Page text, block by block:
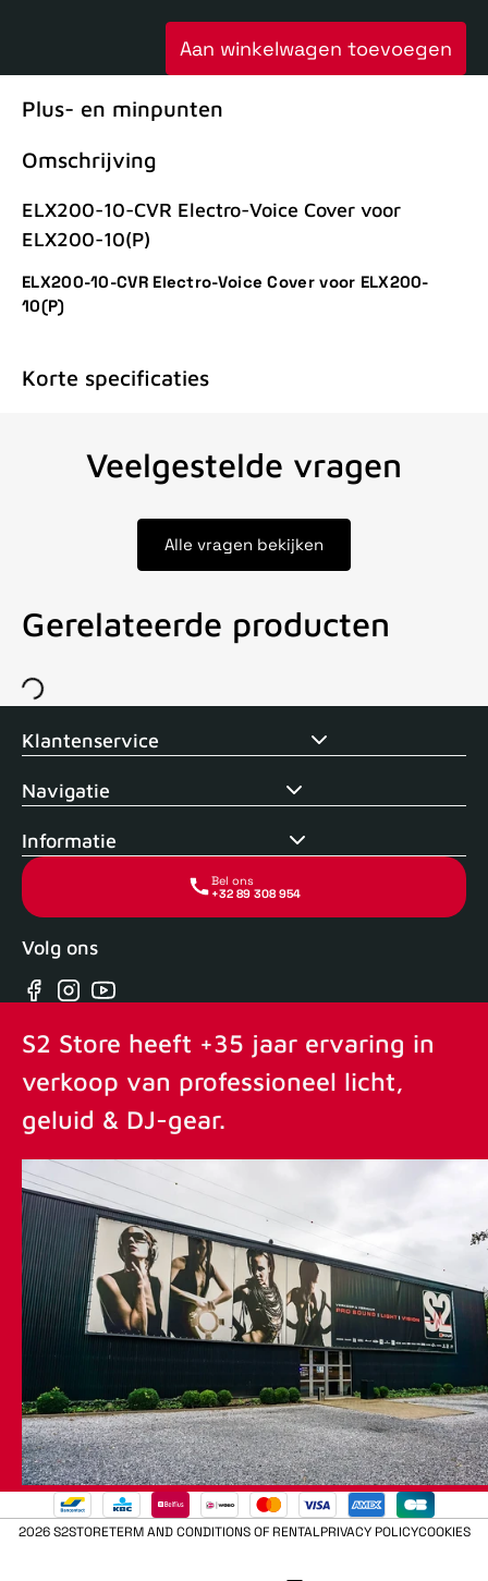
Aan winkelwagen toevoegen
Plus- en minpunten
Omschrijving
ELX200-10-CVR Electro-Voice Cover voor
ELX200-10(P)
ELX200-10-CVR Electro-Voice Cover voor ELX200-
10(P)
Korte specificaties
Veelgestelde vragen
Alle vragen bekijken
Gerelateerde producten
Voor 15uur besteld, zelfde dag verstuurd Echte winkel +35
Klantenservice
Navigatie
Informatie
Bel ons
+32 89 308 954
Volg ons
Facebook
Instagram
YouTube
S2 Store heeft +35 jaar ervaring in
verkoop van professioneel licht,
geluid & DJ-gear.
2026 S2STORETERM AND CONDITIONS OF RENTALPRIVACY POLICYCOOKIES